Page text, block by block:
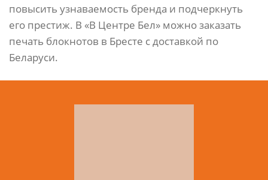
повысить узнаваемость бренда и подчеркнуть
его престиж. В «В Центре Бел» можно заказать
печать блокнотов в Бресте с доставкой по
Беларуси.